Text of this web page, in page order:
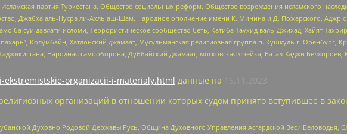
партия Туркестана, Общество социальных реформ, Общество возрождения исламского
Джабха аль-Нусра ли-Ахль аш-Шам, Народное ополчение имени К. Минина и Д. Пожарского, Аджр
ба суи давлати исломи, Террористическое сообщество Сеть, Катиба Таухид валь-Джихад, Хайят
Колумбайн, Хатлонский джамаат, Мусульманская религиозная группа п. Кушкуль г. Оренбург,
Народная самооборона, Дуббайский джамаат, московская ячейка, Батал-Хаджи
organizacii-i-materialy.html данные на
организаций в отношении которых судом принято вступившее в
Духовно Родовой Державы Русь, Община Духовного Управления Асгардской Веси